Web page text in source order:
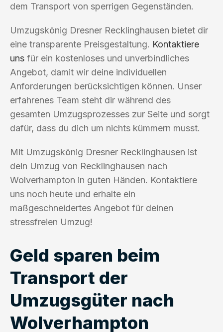
dem Transport von sperrigen Gegenständen.
Umzugskönig Dresner Recklinghausen bietet dir
eine transparente Preisgestaltung. Kontaktiere
uns für ein kostenloses und unverbindliches
Angebot, damit wir deine individuellen
Anforderungen berücksichtigen können. Unser
erfahrenes Team steht dir während des
gesamten Umzugsprozesses zur Seite und sorgt
dafür, dass du dich um nichts kümmern musst.
Mit Umzugskönig Dresner Recklinghausen ist
dein Umzug von Recklinghausen nach
Wolverhampton in guten Händen. Kontaktiere
uns noch heute und erhalte ein
maßgeschneidertes Angebot für deinen
stressfreien Umzug!
Geld sparen beim
Transport der
Umzugsgüter nach
Wolverhampton